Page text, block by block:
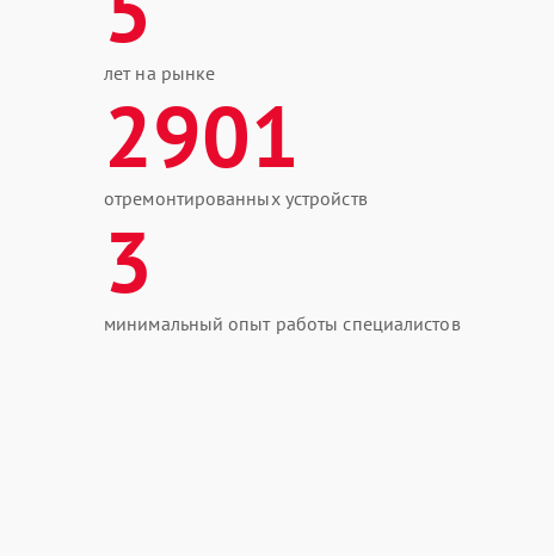
лет на рынке
2901
отремонтированных устройств
3
минимальный опыт работы специалистов